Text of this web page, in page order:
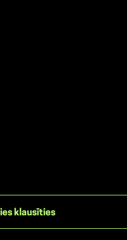
klausīties